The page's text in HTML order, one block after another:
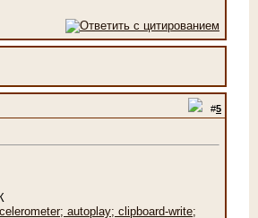
#5
autoplay; clipboard-write;